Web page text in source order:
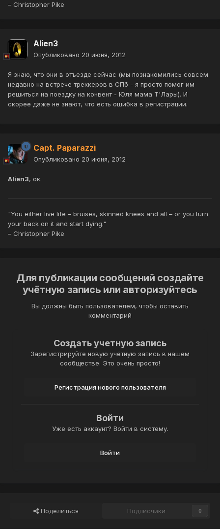
– Christopher Pike
Alien3
Опубликовано 20 июня, 2012
Я знаю, что они в отъезде сейчас (мы познакомились совсем
недавно на встрече треккеров в СПб - я просто помог им
решиться на поездку на конвент - Юля мама Т'Лары). И
скорее даже не знают, что есть ошибка в регистрации.
Capt. Paparazzi
Опубликовано 20 июня, 2012
Alien3, ок.
"You either live life – bruises, skinned knees and all – or you turn
your back on it and start dying."
– Christopher Pike
Для публикации сообщений создайте
учётную запись или авторизуйтесь
Вы должны быть пользователем, чтобы оставить
комментарий
Создать учетную запись
Зарегистрируйте новую учётную запись в нашем
сообществе. Это очень просто!
Регистрация нового пользователя
Войти
Уже есть аккаунт? Войти в систему.
Войти
Поделиться Подписчики 0